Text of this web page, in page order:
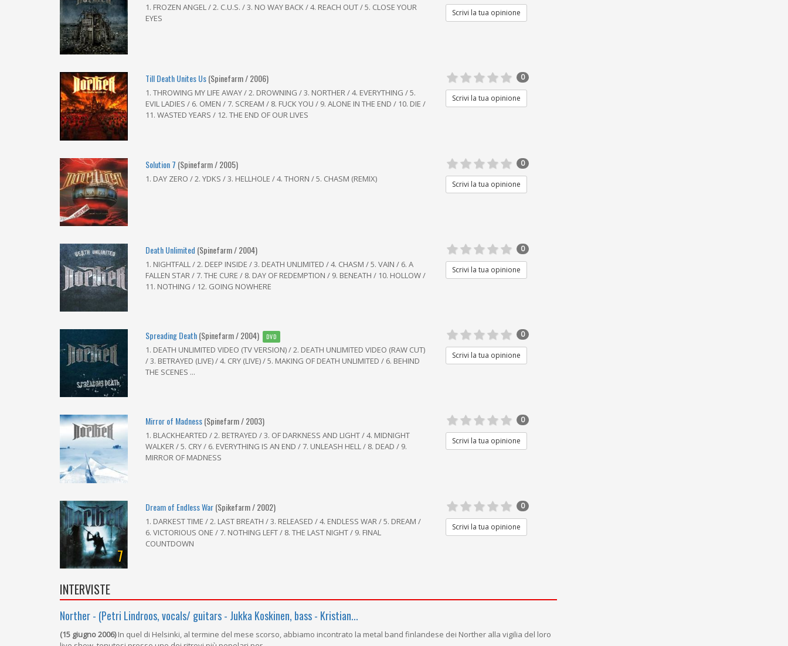
1. FROZEN ANGEL / 2. C.U.S. / 3. NO WAY BACK / 4. REACH OUT / 5. CLOSE YOUR
EYES
Scrivi la tua opinione
Till Death Unites Us(Spinefarm / 2006)
1. THROWING MY LIFE AWAY / 2. DROWNING / 3. NORTHER / 4. EVERYTHING / 5.
EVIL LADIES / 6. OMEN / 7. SCREAM / 8. FUCK YOU / 9. ALONE IN THE END / 10. DIE /
11. WASTED YEARS / 12. THE END OF OUR LIVES
0
Scrivi la tua opinione
Solution 7 (Spinefarm / 2005)
1. DAY ZERO / 2. YDKS / 3. HELLHOLE / 4. THORN / 5. CHASM (REMIX)
0
Scrivi la tua opinione
Death Unlimited (Spinefarm / 2004)
1. NIGHTFALL / 2. DEEP INSIDE / 3. DEATH UNLIMITED / 4. CHASM / 5. VAIN / 6. A
FALLEN STAR / 7. THE CURE / 8. DAY OF REDEMPTION / 9. BENEATH / 10. HOLLOW /
11. NOTHING / 12. GOING NOWHERE
0
Scrivi la tua opinione
Spreading Death(Spinefarm / 2004) DVD
1. DEATH UNLIMITED VIDEO (TV VERSION) / 2. DEATH UNLIMITED VIDEO (RAW CUT)
/ 3. BETRAYED (LIVE) / 4. CRY (LIVE) / 5. MAKING OF DEATH UNLIMITED / 6. BEHIND
THE SCENES ...
0
Scrivi la tua opinione
Mirror of Madness(Spinefarm / 2003)
1. BLACKHEARTED / 2. BETRAYED / 3. OF DARKNESS AND LIGHT / 4. MIDNIGHT
WALKER / 5. CRY / 6. EVERYTHING IS AN END / 7. UNLEASH HELL / 8. DEAD / 9.
MIRROR OF MADNESS
0
Scrivi la tua opinione
7
Dream of Endless War(Spikefarm / 2002)
1. DARKEST TIME / 2. LAST BREATH / 3. RELEASED / 4. ENDLESS WAR / 5. DREAM /
6. VICTORIOUS ONE / 7. NOTHING LEFT / 8. THE LAST NIGHT / 9. FINAL
COUNTDOWN
0
Scrivi la tua opinione
INTERVISTE
Norther - (Petri Lindroos, vocals/ guitars - Jukka Koskinen, bass - Kristian...
(15 giugno 2006)In quel di Helsinki, al termine del mese scorso, abbiamo incontrato la metal band finlandese dei Norther alla vigilia del loro